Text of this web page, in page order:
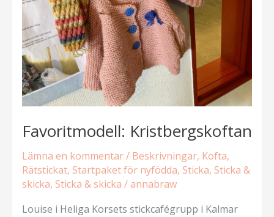
Favoritmodell: Kristbergskoftan
Lämna en kommentar/ Beskrivningar, Kofta,
Rätstickat, Startpaket för nyfödda, Sticka, Sticka &
skicka, Sticka & skicka /annabraw
Louise i Heliga Korsets stickcafégrupp i Kalmar